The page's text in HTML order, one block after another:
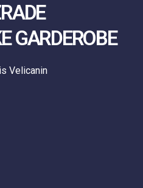
GARDEROBE
Velicanin